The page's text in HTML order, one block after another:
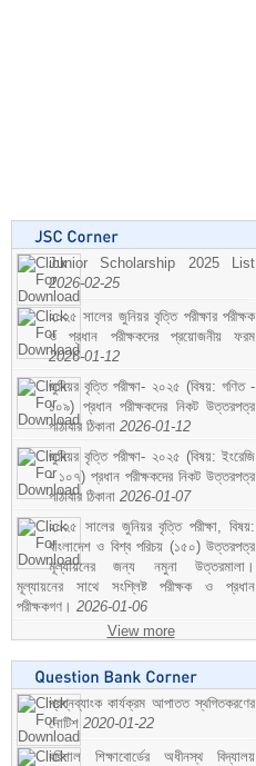
Junior Scholarship 2025 List
2026-02-25
২০২৫ সালের জুনিয়র বৃত্তি পরীক্ষার পরীক্ষক
ও প্রধান পরীক্ষকদের প্রয়োজনীয় ফরম
2026-01-12
জুনিয়র বৃত্তি পরীক্ষা- ২০২৫ (বিষয়: গণিত -
১০৯) প্রধান পরীক্ষকদের নিকট উত্তরপত্র
পাঠাবার ঠিকানা 2026-01-12
জুনিয়র বৃত্তি পরীক্ষা- ২০২৫ (বিষয়: ইংরেজি
- ১০৭) প্রধান পরীক্ষকদের নিকট উত্তরপত্র
পাঠাবার ঠিকানা 2026-01-07
২০২৫ সালের জুনিয়র বৃত্তি পরীক্ষা, বিষয়:
বাংলাদেশ ও বিশ্ব পরিচয় (১৫০) উত্তরপত্র
মূল্যায়নের জন্য নমুনা উত্তরমালা।
মূল্যায়নের সাথে সংশ্লিষ্ট পরীক্ষক ও প্রধান
পরীক্ষকগণ। 2026-01-06
View more
প্রশ্নব্যাংক কার্যক্রম আপাতত স্থগিতকরণের
নোটিশ 2020-01-22
বরিশাল শিক্ষাবোর্ডের অধীনস্থ বিদ্যালয়